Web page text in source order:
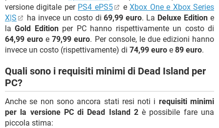
versione digitale per PS4 ePS5 eXbox One e Xbox Series
X|S
ha invece un costo di69,99 euro. La Deluxe Edition e
laGold Editionper PC hanno rispettivamente un costo di
64,99 euro e79,99 euro. Per console, le due edizioni hanno
invece un costo (rispettivamente) di 74,99 euro e 89 euro.
Quali sono i requisiti minimi di Dead Island per
PC?
Anche se non sono ancora stati resi noti i requisiti minimi
per la versione PC di Dead Island 2è possibile fare una
piccola stima: